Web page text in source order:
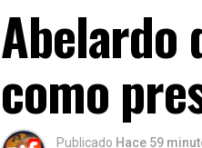
Abelardo
como
Publicado Hace 59